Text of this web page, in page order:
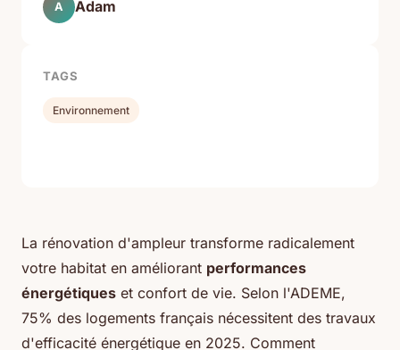
La rénovation d'ampleur transforme radicalement
votre habitat en améliorant performances
énergétiques et confort de vie. Selon l'ADEME,
75% des logements français nécessitent des travaux
d'efficacité énergétique en 2025. Comment
A Adam
TAGS
Environnement